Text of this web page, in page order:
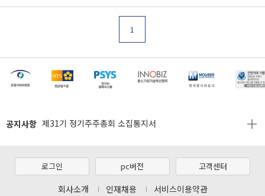
1
공지사항
[마일리지 적립 및 사용 정책 개편 안내]
제31기 정기주주총회 소집통지서
[2026년 8월 신용카드 무이자 행사 안내]
제31기 정기주주총회 소집통지서
로그인 pc버전 고객센터
회사소개 인재채용
서비스이용약관